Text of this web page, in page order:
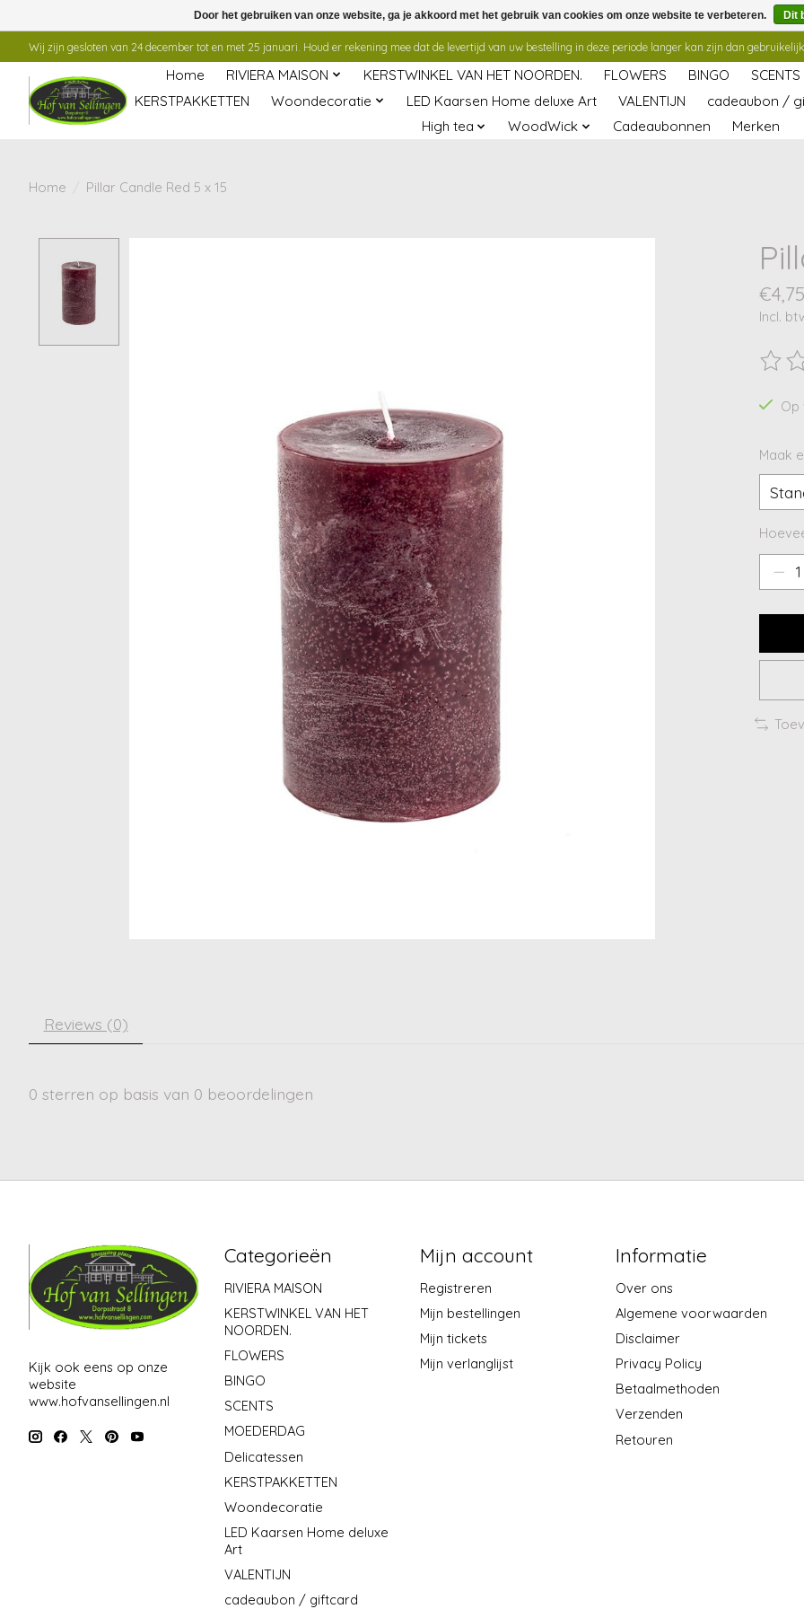
Wij zijn gesloten van 24 december tot en met 25 januari. Houd er rekening mee dat de levertijd van uw bestelling in deze periode langer kan zijn dan gebruikelijk.
Home RIVIERA MAISON KERSTWINKEL VAN HET NOORDEN. FLOWERS BINGO SCENTS
KERSTPAKKETTEN
Woondecoratie LED Kaarsen Home deluxe Art VALENTIJN cadeaubon /
High tea
WoodWick Cadeaubonnen Merken
Home Pillar Candle Red 5 x 15
€4,75
Incl.
De
Op
Maak
Reviews (0)
0 sterren op basis van 0 beoordelingen
Kijk ook eens op onze
website
www.hofvansellingen.nl
Categorieën
RIVIERA MAISON
KERSTWINKEL VAN HET
NOORDEN.
FLOWERS
BINGO
SCENTS
MOEDERDAG
Delicatessen
KERSTPAKKETTEN
Woondecoratie
LED Kaarsen Home deluxe
Art
VALENTIJN
cadeaubon / giftcard
Mijn account
Registreren
Mijn bestellingen
Mijn tickets
Mijn verlanglijst
Informatie
Over ons
Algemene voorwaarden
Disclaimer
Privacy Policy
Betaalmethoden
Verzenden
Retouren
Door het gebruiken van onze website, ga je akkoord met het gebruik van cookies om onze website te verbeteren. Dit